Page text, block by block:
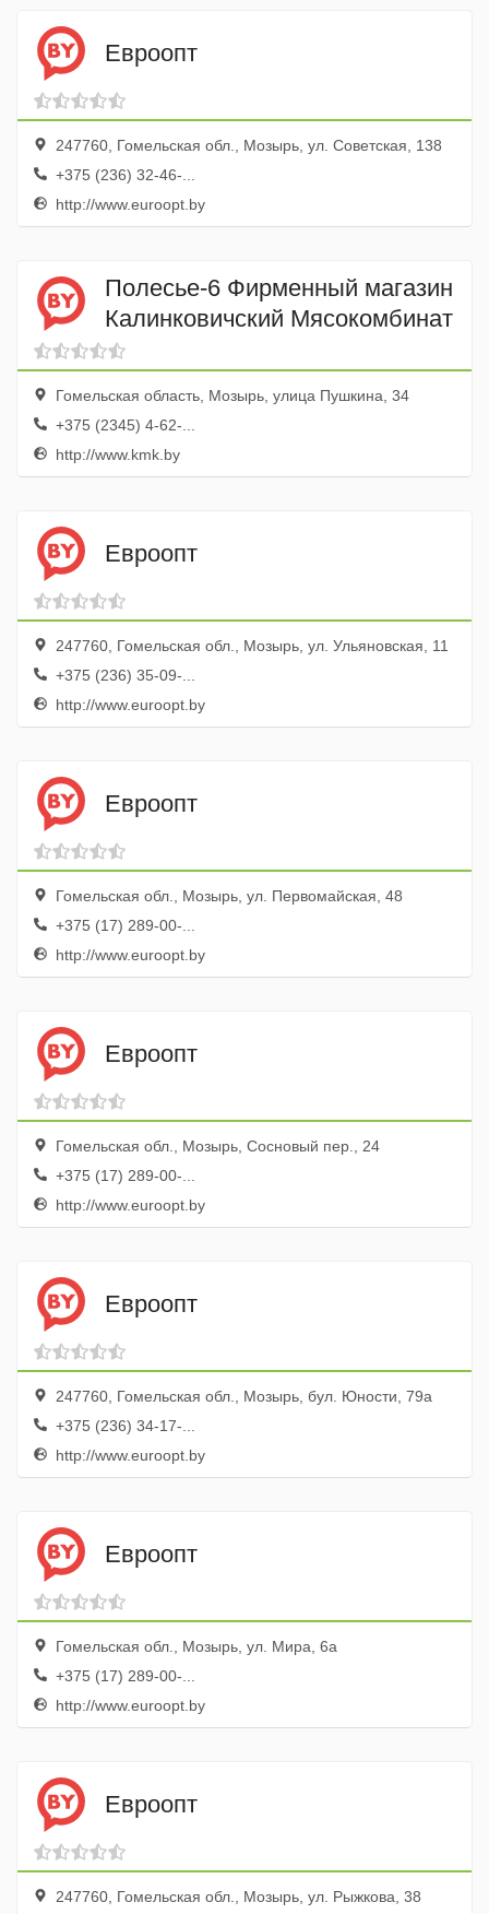
Евроопт
247760, Гомельская обл., Мозырь, ул. Советская, 138
+375 (236) 32-46-...
http://www.euroopt.by
Полесье-6 Фирменный магазин
Калинковичский Мясокомбинат
Гомельская область, Мозырь, улица Пушкина, 34
+375 (2345) 4-62-...
http://www.kmk.by
Евроопт
247760, Гомельская обл., Мозырь, ул. Ульяновская, 11
+375 (236) 35-09-...
http://www.euroopt.by
Евроопт
Гомельская обл., Мозырь, ул. Первомайская, 48
+375 (17) 289-00-...
http://www.euroopt.by
Евроопт
Гомельская обл., Мозырь, Сосновый пер., 24
+375 (17) 289-00-...
http://www.euroopt.by
Евроопт
247760, Гомельская обл., Мозырь, бул. Юности, 79а
+375 (236) 34-17-...
http://www.euroopt.by
Евроопт
Гомельская обл., Мозырь, ул. Мира, 6а
+375 (17) 289-00-...
http://www.euroopt.by
Евроопт
247760, Гомельская обл., Мозырь, ул. Рыжкова, 38